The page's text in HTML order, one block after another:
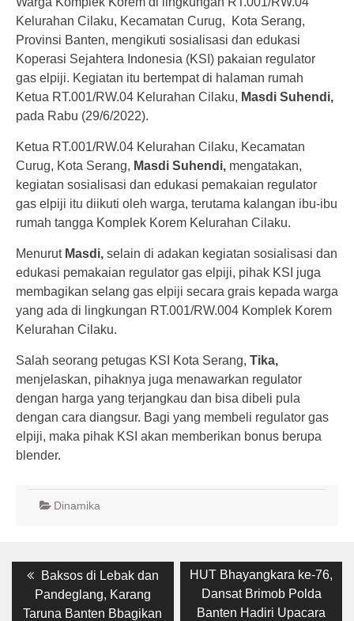
Kelurahan Cilaku, Kecamatan Curug, Kota Serang,
Provinsi Banten, mengikuti sosialisasi dan edukasi
Koperasi Sejahtera Indonesia (KSI) pakaian regulator
gas elpiji. Kegiatan itu bertempat di halaman rumah
Ketua RT.001/RW.04 Kelurahan Cilaku, Masdi Suhendi,
pada Rabu (29/6/2022).
Ketua RT.001/RW.04 Kelurahan Cilaku, Kecamatan
Curug, Kota Serang, Masdi Suhendi, mengatakan,
kegiatan sosialisasi dan edukasi pemakaian regulator
gas elpiji itu diikuti oleh warga, terutama kalangan ibu-ibu
rumah tangga Komplek Korem Kelurahan Cilaku.
Menurut Masdi, selain di adakan kegiatan sosialisasi dan
edukasi pemakaian regulator gas elpiji, pihak KSI juga
membagikan selang gas elpiji secara grais kepada warga
yang ada di lingkungan RT.001/RW.004 Komplek Korem
Kelurahan Cilaku.
Salah seorang petugas KSI Kota Serang, Tika,
menjelaskan, pihaknya juga menawarkan regulator
dengan harga yang terjangkau dan bisa dibeli pula
dengan cara diangsur. Bagi yang membeli regulator gas
elpiji, maka pihak KSI akan memberikan bonus berupa
blender.
Dinamika
Post
navigation
Previous
post:
Baksos di Lebak dan
Pandeglang, Karang
Taruna Banten Bbagikan
Next
post:
HUT Bhayangkara ke-76,
Dansat Brimob Polda
Banten Hadiri Upacara